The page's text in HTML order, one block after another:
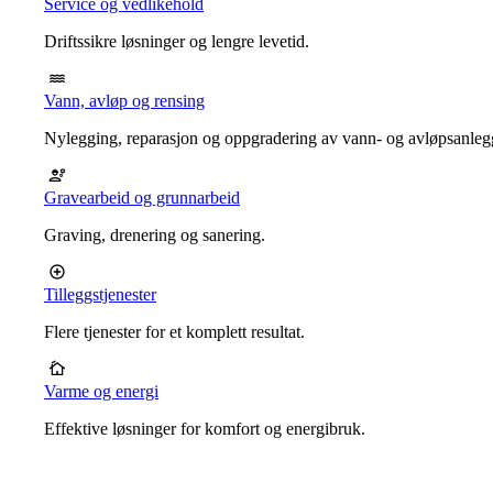
Driftssikre løsninger og lengre levetid.
Vann, avløp og rensing
Nylegging, reparasjon og oppgradering av vann- og
Gravearbeid og grunnarbeid
Graving, drenering og sanering.
Tilleggstjenester
Flere tjenester for et komplett resultat.
Varme og energi
Effektive løsninger for komfort og energibruk.